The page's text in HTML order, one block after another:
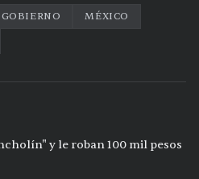
GOBIERNO
MÉXICO
y le roban 100 mil pesos